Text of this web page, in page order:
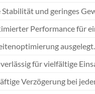
und geringes
Performance für
ausgelegt.
für vielfältige
Verzögerung bei